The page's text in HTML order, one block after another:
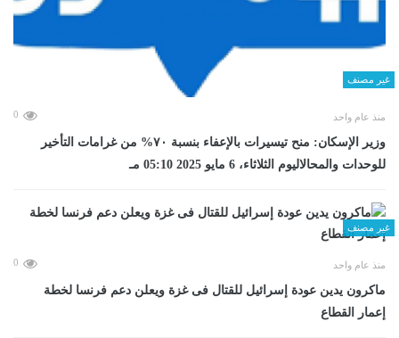
غير مصنف
منذ عام واحد 0
وزير الإسكان: منح تيسيرات بالإعفاء بنسبة ٧٠% من غرامات التأخير
للوحدات والمحالاليوم الثلاثاء، 6 مايو 2025 05:10 مـ
غير مصنف
منذ عام واحد 0
ماكرون يدين عودة إسرائيل للقتال فى غزة ويعلن دعم فرنسا لخطة
إعمار القطاع